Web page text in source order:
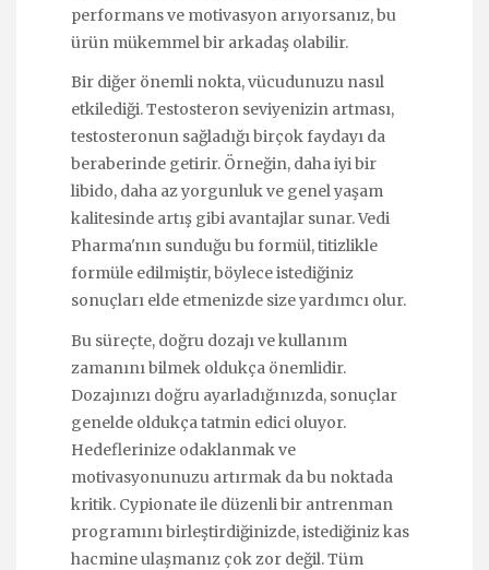
performans ve motivasyon arıyorsanız, bu
ürün mükemmel bir arkadaş olabilir.
Bir diğer önemli nokta, vücudunuzu nasıl
etkilediği. Testosteron seviyenizin artması,
testosteronun sağladığı birçok faydayı da
beraberinde getirir. Örneğin, daha iyi bir
libido, daha az yorgunluk ve genel yaşam
kalitesinde artış gibi avantajlar sunar. Vedi
Pharma'nın sunduğu bu formül, titizlikle
formüle edilmiştir, böylece istediğiniz
sonuçları elde etmenizde size yardımcı olur.
Bu süreçte, doğru dozajı ve kullanım
zamanını bilmek oldukça önemlidir.
Dozajınızı doğru ayarladığınızda, sonuçlar
genelde oldukça tatmin edici oluyor.
Hedeflerinize odaklanmak ve
motivasyonunuzu artırmak da bu noktada
kritik. Cypionate ile düzenli bir antrenman
programını birleştirdiğinizde, istediğiniz kas
hacmine ulaşmanız çok zor değil. Tüm